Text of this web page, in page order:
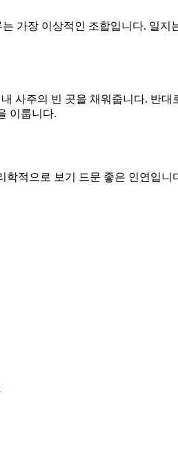
가장 이상적인 조합입니다. 일
사주의 빈 곳을 채워줍니다. 반
이룹니다.
학적으로 보기 드문 좋은 인연입